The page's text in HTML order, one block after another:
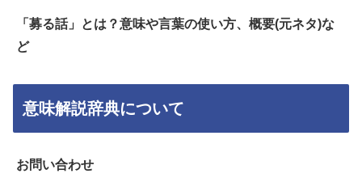
「募る話」とは？意味や言葉の使い方、概要(元ネタ)な
ど
意味解説辞典について
お問い合わせ